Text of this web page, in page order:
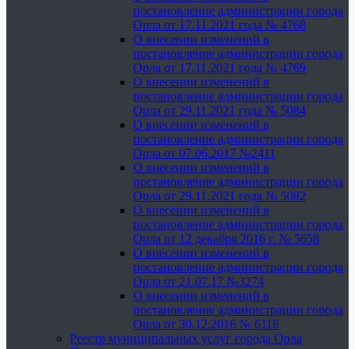
постановление администрации города
Орла от 17.11.2021 года № 4768
О внесении изменений в
постановление администрации города
Орла от 17.11.2021 года № 4769
О внесении изменений в
постановление администрации города
Орла от 29.11.2021 года № 5084
О внесении изменений в
постановление администрации города
Орла от 07.06.2017 №2411
О внесении изменений в
постановление администрации города
Орла от 29.11.2021 года № 5082
О внесении изменений в
постановление администрации города
Орла от 12 декабря 2016 г. № 5658
О внесении изменений в
постановление администрации города
Орла от 21.07.17 №3274
О внесении изменений в
постановление администрации города
Орла от 30.12.2016 № 6116
Реестр муниципальных услуг города Орла